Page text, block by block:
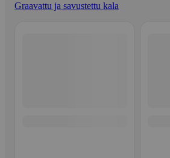
Graavattu ja savustettu kala